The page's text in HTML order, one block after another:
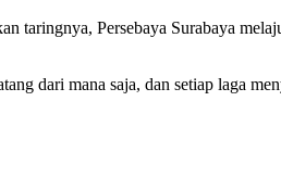
taringnya, Persebaya Surabaya
dari mana saja, dan setiap laga